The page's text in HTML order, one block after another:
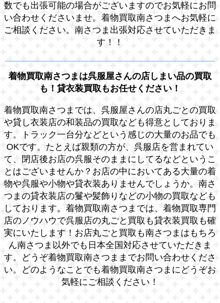
数でも出張可能の場合がございますのでお気軽にお問
い合わせくださいませ。着物買取南さつまへお気軽に
ご相談ください。南さつま出張対応させていただきま
す！！
着物買取南さつまは呉服屋さんの店しまい品の買取
も！貸衣装買取もお任せください！
着物買取南さつまでは、呉服屋さんの店丸ごとの買取
や貸し衣装店の和装品の買取なども得意としておりま
す。トラック一台分などという感じの大量のお品でも
OKです。たとえば親類の方が、呉服店を営まれてい
て、閉店後お店の呉服そのままにしてるなどというこ
とはございませんか？お店の中においてある大量の着
物や呉服や小物や貸衣装ありませんでしょうか。南さ
つまの貸衣装店の鬘や髪飾りなどの小物の買取なども
しております。着物買取南さつまでは、着物買取専門
店のノウハウで呉服店の丸ごと買取も貸衣装買取も確
実にいたします！お店丸ごと買取も南さつまはもちろ
ん南さつま以外でも日本全国対応させていただきま
す。どうぞ着物買取南さつままでお問い合わせくださ
い。どのようなことでも着物買取南さつまにどうぞお
気軽にご相談ください！